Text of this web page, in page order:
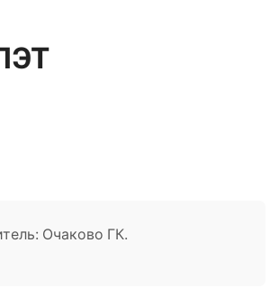
Очаково ГК.